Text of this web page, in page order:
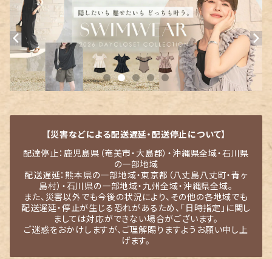
【災害などによる配送遅延・配送停止について】
配達停止：鹿児島県（奄美市・大島郡）・沖縄県全域・石川県
の一部地域
配送遅延：熊本県の一部地域・東京都（八丈島八丈町・青ヶ
島村）・石川県の一部地域・九州全域・沖縄県全域。
また、災害以外でも今後の状況により、その他の各地域でも
配送遅延・停止が生じる恐れがあるため、「日時指定」に関し
ましては対応ができない場合がございます。
ご迷惑をおかけしますが、ご理解賜りますようお願い申し上
げます。